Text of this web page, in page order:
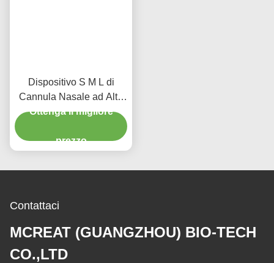
Dispositivo S M L di
Cannula Nasale ad Alto
Flusso Progettato per
Endotracheali e
Fornisce Terapia Efficace
Ottenga il migliore
prezzo
Contattaci
MCREAT (GUANGZHOU) BIO-TECH
CO.,LTD